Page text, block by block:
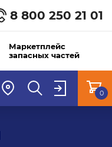
8 800 250 21 01
Маркетплейс
запасных частей
0